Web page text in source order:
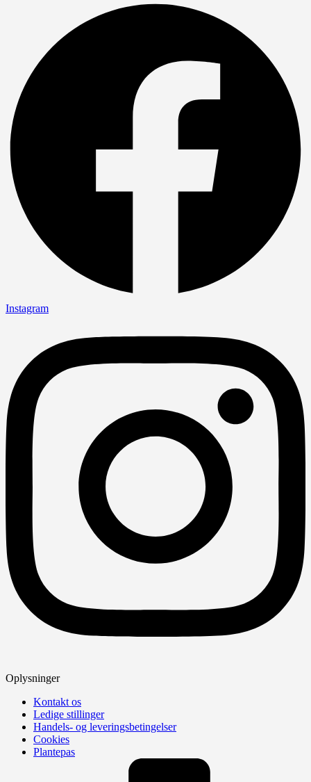
Instagram
Oplysninger
Kontakt os
Ledige stillinger
Handels- og leveringsbetingelser
Cookies
Plantepas